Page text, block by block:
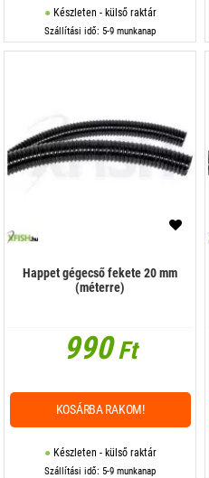
Készleten - külső raktár
Szállítási idő: 5-9 munkanap
Happet gégecső fekete 20 mm
(méterre)
990Ft
Készleten - külső raktár
Szállítási idő: 5-9 munkanap
KOSÁRBA RAKOM!